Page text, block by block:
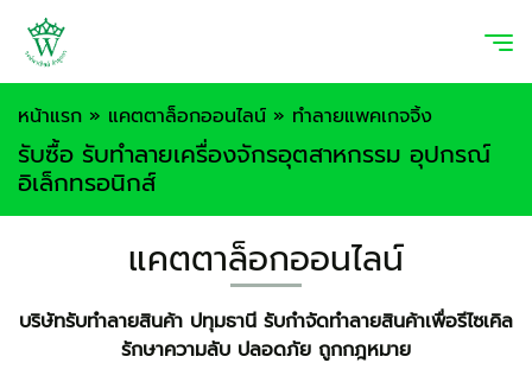
หน้าแรก » แคตตาล็อกออนไลน์ » ทำลายแพคเกจจิ้ง
รับซื้อ รับทำลายเครื่องจักรอุตสาหกรรม อุปกรณ์
อิเล็กทรอนิกส์
แคตตาล็อกออนไลน์
บริษัทรับทำลายสินค้า ปทุมธานี รับกำจัดทำลายสินค้าเพื่อรีไซเคิล
รักษาความลับ ปลอดภัย ถูกกฎหมาย